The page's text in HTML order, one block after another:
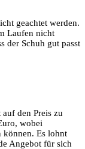
geachtet werden.
Laufen nicht
der Schuh gut passt
den Preis zu
wobei
können. Es lohnt
Angebot für sich